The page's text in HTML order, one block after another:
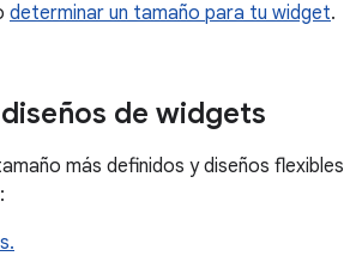
determinar un tamaño para tu widget.
de widgets
más definidos y diseños flexibles